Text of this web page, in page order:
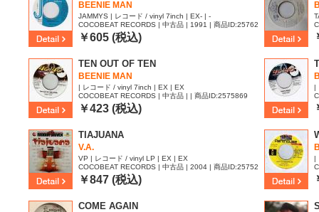
BEENIE MAN
JAMMYS | レコード / vinyl 7inch | EX- | -
COCOBEAT RECORDS | 中古品 | 1991 | 商品ID:25762
70
￥605 (税込)
TEN OUT OF TEN
BEENIE MAN
| レコード / vinyl 7inch | EX | EX
COCOBEAT RECORDS | 中古品 | | 商品ID:2575869
￥423 (税込)
|
TIAJUANA
V.A.
VP | レコード / vinyl LP | EX | EX
COCOBEAT RECORDS | 中古品 | 2004 | 商品ID:25752
86
￥847 (税込)
|
COME AGAIN